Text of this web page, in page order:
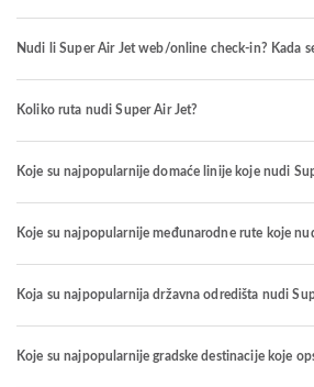
Nudi li Super Air Jet web/online check-in? Kada
Koliko ruta nudi Super Air Jet?
Koje su najpopularnije domaće linije koje nudi
Koje su najpopularnije međunarodne rute koje
Koja su najpopularnija državna odredišta nudi
Koje su najpopularnije gradske destinacije koje